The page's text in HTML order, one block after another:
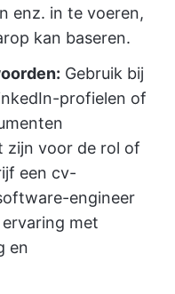
enz. in te voeren,
kan baseren.
Gebruik bij
profielen of
zijn voor de rol of
een cv-
engineer
met
en